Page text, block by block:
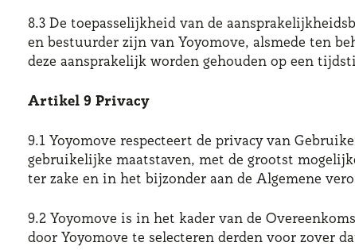
8.3 De toepasselijkheid van de
en bestuurder zijn van Yoyomove, alsmede ten
deze aansprakelijk worden gehouden op een
Artikel 9 Privacy
9.1 Yoyomove respecteert de privacy van
gebruikelijke maatstaven, met de grootst
ter zake en in het bijzonder aan de Algemene
9.2 Yoyomove is in het kader van de
door Yoyomove te selecteren derden voor zover